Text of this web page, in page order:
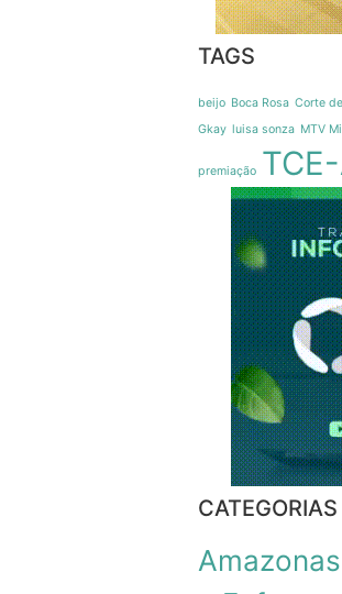
TAGS
beijo Boca Rosa Corte
Gkay luisa sonza MTV
premiação
CATEGORIAS
Amazonas